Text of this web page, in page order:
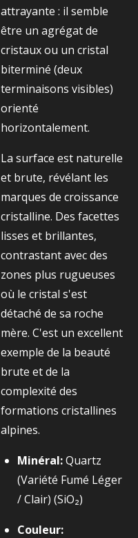
attrayante : il semble
être un agrégat de
cristaux ou un cristal
biterminé (deux
terminaisons visibles)
orienté
horizontalement.
La surface est naturelle
et brute, révélant les
marques de croissance
cristalline. Des facettes
lisses et brillantes,
contrastant avec des
zones plus rugueuses
où le cristal s'est
détaché de sa roche
mère. C'est un excellent
exemple de la beauté
brute et de la
complexité des
formations cristallines
alpines.
Minéral:Quartz
(Variété Fumé Léger
/ Clair) (SiO₂)
Couleur: